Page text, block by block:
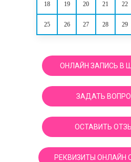
18 19 20 21 22
25 26 27 28 29
ОНЛАЙН ЗАПИСЬ В
ЗАДАТЬ
ОСТАВИТЬ
РЕКВИЗИТЫ ОНЛАЙН